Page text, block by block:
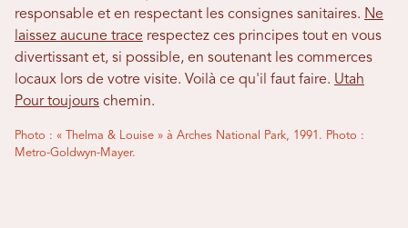
responsable et en respectant les consignes sanitaires. Ne
laissez aucune trace respectez ces principes tout en vous
divertissant et, si possible, en soutenant les commerces
locaux lors de votre visite. Voilà ce qu'il faut faire. Utah
Pour toujours chemin.
Photo : « Thelma & Louise » à Arches National Park, 1991. Photo :
Metro-Goldwyn-Mayer.